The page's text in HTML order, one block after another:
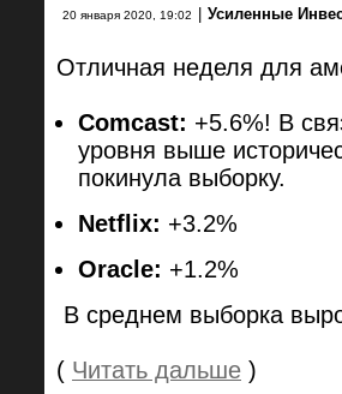
20 января 2020, 19:02 | Усиленные
Отличная неделя для
Comcast: +5.6%! В
уровня выше
покинула выборку.
Netflix: +3.2%
Oracle: +1.2%
В среднем выборка
( Читать дальше )